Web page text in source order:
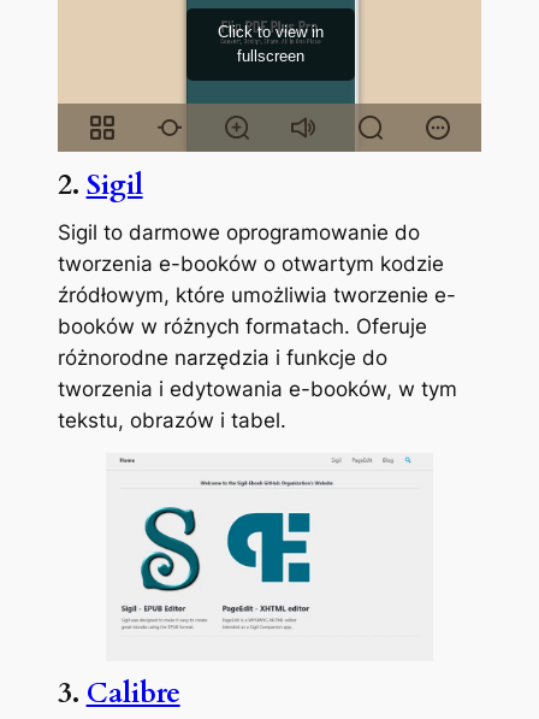
2. Sigil
Sigil to darmowe oprogramowanie do
tworzenia e-booków o otwartym kodzie
źródłowym, które umożliwia tworzenie e-
booków w różnych formatach. Oferuje
różnorodne narzędzia i funkcje do
tworzenia i edytowania e-booków, w tym
tekstu, obrazów i tabel.
3. Calibre